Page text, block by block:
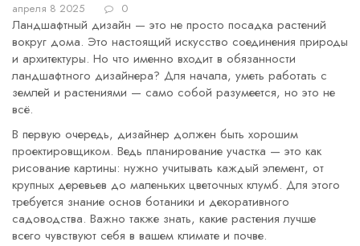
апреля 8 2025 0
Ландшафтный дизайн — это не просто посадка растений
вокруг дома. Это настоящий искусство соединения природы
и архитектуры. Но что именно входит в обязанности
ландшафтного дизайнера? Для начала, уметь работать с
землей и растениями — само собой разумеется, но это не
всё.
В первую очередь, дизайнер должен быть хорошим
проектировщиком. Ведь планирование участка — это как
рисование картины: нужно учитывать каждый элемент, от
крупных деревьев до маленьких цветочных клумб. Для этого
требуется знание основ ботаники и декоративного
садоводства. Важно также знать, какие растения лучше
всего чувствуют себя в вашем климате и почве.